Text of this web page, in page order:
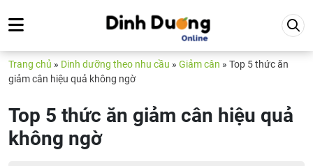
Trang chủ » Dinh dưỡng theo nhu cầu » Giảm cân » Top 5 thức ăn
giảm cân hiệu quả không ngờ
Top 5 thức ăn giảm cân hiệu quả
không ngờ